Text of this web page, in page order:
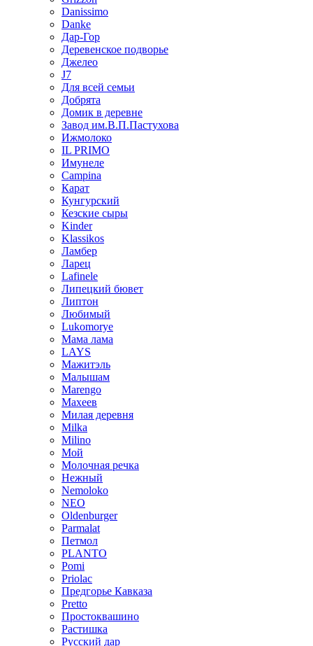
Danissimo
Danke
Дар-Гор
Деревенское подворье
Джелео
J7
Для всей семьи
Добрята
Домик в деревне
Завод им.В.П.Пастухова
Ижмолоко
IL PRIMO
Имунеле
Campina
Карат
Кунгурский
Кезские сыры
Kinder
Klassikos
Ламбер
Ларец
Lafinele
Липецкий бювет
Липтон
Любимый
Lukomorye
Мама лама
LAYS
Мажитэль
Малышам
Marengo
Махеев
Милая деревня
Milka
Milino
Мой
Молочная речка
Нежный
Nemoloko
NEO
Oldenburger
Parmalat
Петмол
PLANTO
Pomi
Priolac
Предгорье Кавказа
Pretto
Простоквашино
Растишка
Русский дар